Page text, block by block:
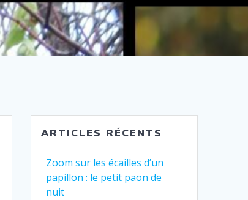
ARTICLES RÉCENTS
Zoom sur les écailles d’un
papillon : le petit paon de
nuit